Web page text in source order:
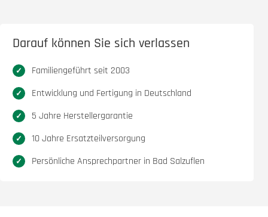
Darauf können Sie sich verlassen
Familiengeführt seit 2003
Entwicklung und Fertigung in Deutschland
5 Jahre Herstellergarantie
10 Jahre Ersatzteilversorgung
Persönliche Ansprechpartner in Bad Salzuflen